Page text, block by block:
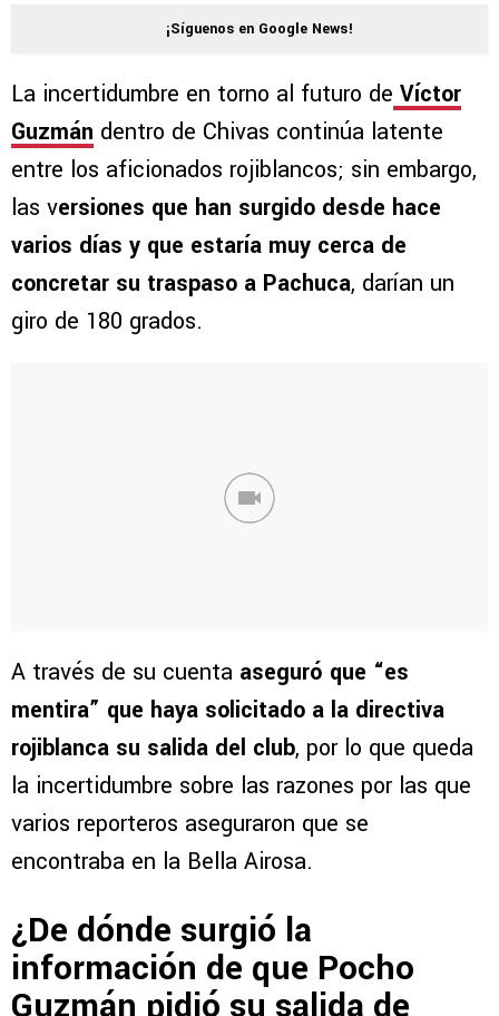
¡Síguenos en Google News!
La incertidumbre en torno al futuro de Víctor
Guzmán dentro de Chivas continúa latente
entre los aficionados rojiblancos; sin embargo,
las versiones que han surgido desde hace
varios días y que estaría muy cerca de
concretar su traspaso a Pachuca, darían un
giro de 180 grados.
A través de su cuenta aseguró que “es
mentira” que haya solicitado a la directiva
rojiblanca su salida del club, por lo que queda
la incertidumbre sobre las razones por las que
varios reporteros aseguraron que se
encontraba en la Bella Airosa.
¿De dónde surgió la
información de que Pocho
Guzmán pidió su salida de